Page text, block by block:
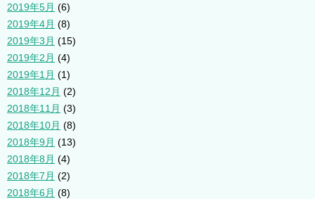
2019年5月 (6)
2019年4月 (8)
2019年3月 (15)
2019年2月 (4)
2019年1月 (1)
2018年12月 (2)
2018年11月 (3)
2018年10月 (8)
2018年9月 (13)
2018年8月 (4)
2018年7月 (2)
2018年6月 (8)